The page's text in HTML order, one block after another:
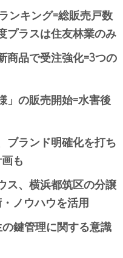
ンキング=総販売戸数
プラスは住友林業のみ
商品で受注強化=3つの
」の販売開始=水害後
ブランド明確化を打ち
も
ス、横浜都筑区の分譲
ノウハウを活用
鍵管理に関する意識